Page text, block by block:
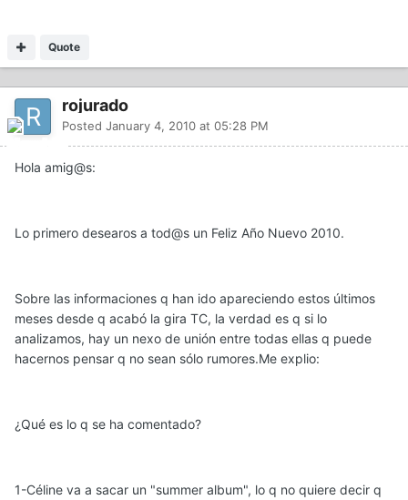
Quote
rojurado
Posted January 4, 2010 at 05:28 PM
Hola amig@s:
Lo primero desearos a tod@s un Feliz Año Nuevo 2010.
Sobre las informaciones q han ido apareciendo estos últimos
meses desde q acabó la gira TC, la verdad es q si lo
analizamos, hay un nexo de unión entre todas ellas q puede
hacernos pensar q no sean sólo rumores.Me explio:
¿Qué es lo q se ha comentado?
1-Céline va a sacar un "summer album", lo q no quiere decir q